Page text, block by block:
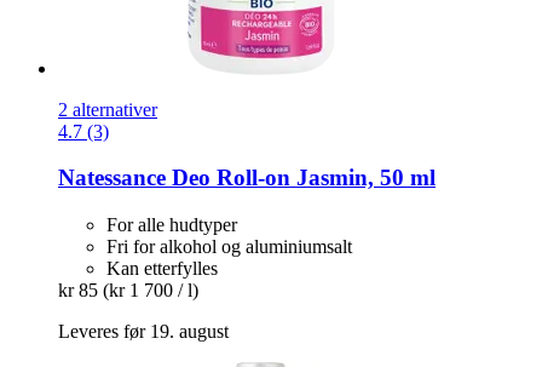
2 alternativer
4.7 (3)
Natessance Deo Roll-​on Jasmin, 50 ml
For alle hudtyper
Fri for alkohol og aluminiumsalt
Kan etterfylles
kr 85 (kr 1 700 / l)
Leveres før 19. august